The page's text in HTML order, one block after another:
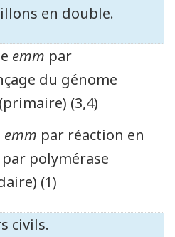
en double.
emm par
du génome
(3,4)
emm par réaction en
polymérase
(1)
civils.